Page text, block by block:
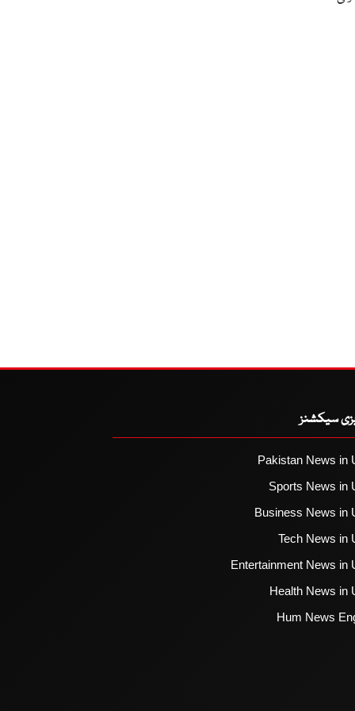
سیکشنز
Pakistan News in
Sports News in
Business News in
Tech News in
Entertainment News in
Health News in
Hum News